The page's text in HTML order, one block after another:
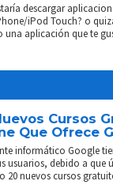
descargar
iPod Touch? o
una aplicación que te
Cursos
Que Ofrece
informático Google
usuarios, debido a que
20 nuevos cursos